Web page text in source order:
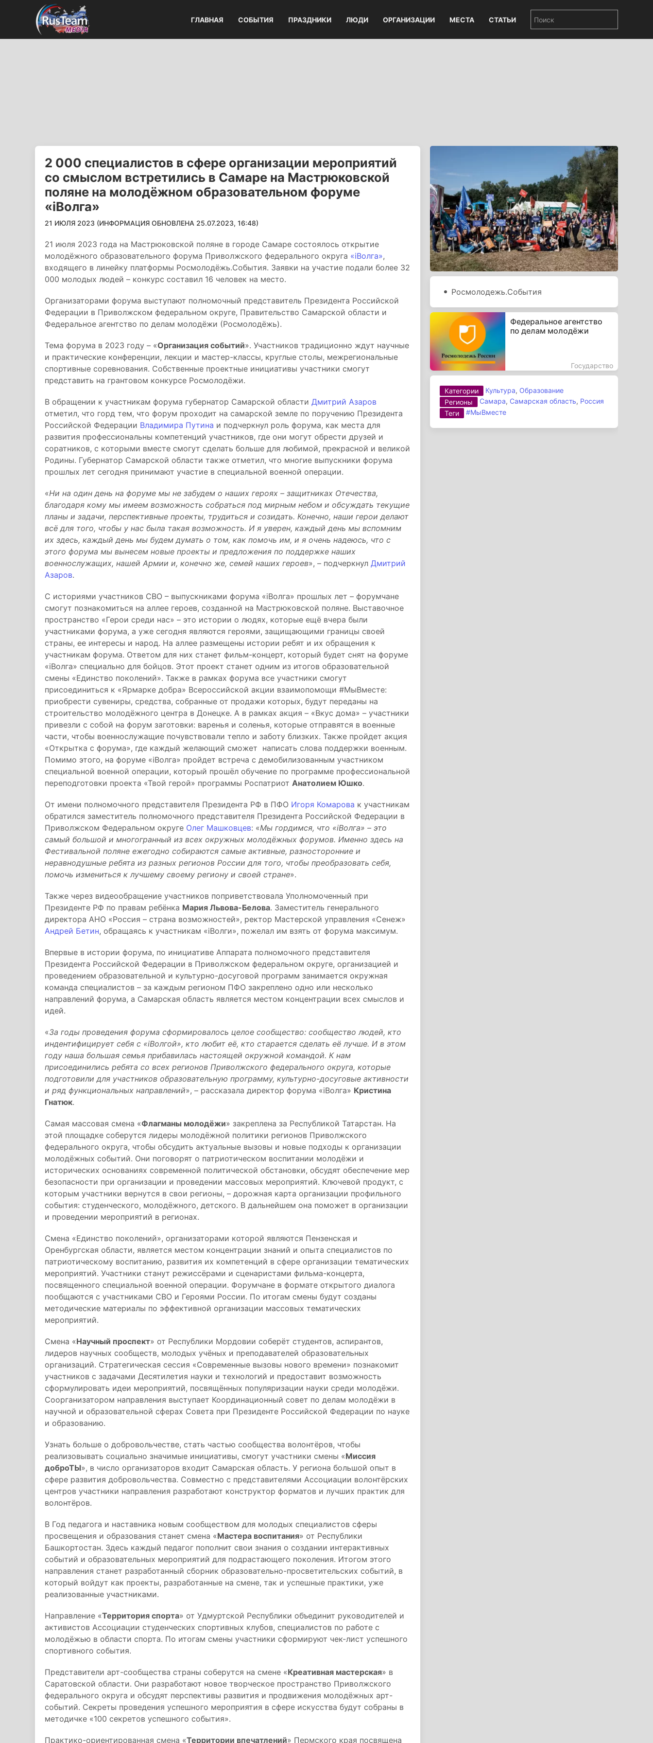
ГЛАВНАЯ СОБЫТИЯ ПРАЗДНИКИ ЛЮДИ ОРГАНИЗАЦИИ МЕСТА СТАТЬИ
2 000 специалистов в сфере организации мероприятий
со смыслом встретились в Самаре на Мастрюковской
поляне на молодёжном образовательном форуме
«iВолга»
21 ИЮЛЯ 2023 (ИНФОРМАЦИЯ ОБНОВЛЕНА 25.07.2023, 16:48)
21 июля 2023 года на Мастрюковской поляне в городе Самаре состоялось открытие
молодёжного образовательного форума Приволжского федерального округа «iВолга»,
входящего в линейку платформы Росмолодёжь.События. Заявки на участие подали более 32
000 молодых людей – конкурс составил 16 человек на место.
Организаторами форума выступают полномочный представитель Президента Российской
Федерации в Приволжском федеральном округе, Правительство Самарской области и
Федеральное агентство по делам молодёжи (Росмолодёжь).
Тема форума в 2023 году – «Организация событий». Участников традиционно ждут научные
и практические конференции, лекции и мастер-классы, круглые столы, межрегиональные
спортивные соревнования. Собственные проектные инициативы участники смогут
представить на грантовом конкурсе Росмолодёжи.
В обращении к участникам форума губернатор Самарской области Дмитрий Азаров
отметил, что горд тем, что форум проходит на самарской земле по поручению Президента
Российской Федерации Владимира Путина и подчеркнул роль форума, как места для
развития профессиональны компетенций участников, где они могут обрести друзей и
соратников, с которыми вместе смогут сделать больше для любимой, прекрасной и великой
Родины. Губернатор Самарской области также отметил, что многие выпускники форума
прошлых лет сегодня принимают участие в специальной военной операции.
«Ни на один день на форуме мы не забудем о наших героях – защитниках Отечества,
благодаря кому мы имеем возможность собраться под мирным небом и обсуждать текущие
планы и задачи, перспективные проекты, трудиться и созидать. Конечно, наши герои делают
всё для того, чтобы у нас была такая возможность. И я уверен, каждый день мы вспомним
их здесь, каждый день мы будем думать о том, как помочь им, и я очень надеюсь, что с
этого форума мы вынесем новые проекты и предложения по поддержке наших
военнослужащих, нашей Армии и, конечно же, семей наших героев», – подчеркнул Дмитрий
Азаров.
С историями участников СВО – выпускниками форума «iВолга» прошлых лет – форумчане
смогут познакомиться на аллее героев, созданной на Мастрюковской поляне. Выставочное
пространство «Герои среди нас» – это истории о людях, которые ещё вчера были
участниками форума, а уже сегодня являются героями, защищающими границы своей
страны, ее интересы и народ. На аллее размещены истории ребят и их обращения к
участникам форума. Ответом для них станет фильм-концерт, который будет снят на форуме
«iВолга» специально для бойцов. Этот проект станет одним из итогов образовательной
смены «Единство поколений». Также в рамках форума все участники смогут
присоединиться к «Ярмарке добра» Всероссийской акции взаимопомощи #МыВместе:
приобрести сувениры, средства, собранные от продажи которых, будут переданы на
строительство молодёжного центра в Донецке. А в рамках акция – «Вкус дома» – участники
привезли с собой на форум заготовки: варенья и соленья, которые отправятся в военные
части, чтобы военнослужащие почувствовали тепло и заботу близких. Также пройдет акция
«Открытка с форума», где каждый желающий сможет написать слова поддержки военным.
Помимо этого, на форуме «iВолга» пройдет встреча с демобилизованным участником
специальной военной операции, который прошёл обучение по программе профессиональной
переподготовки проекта «Твой герой» программы Роспатриот Анатолием Юшко.
От имени полномочного представителя Президента РФ в ПФО Игоря Комарова к участникам
обратился заместитель полномочного представителя Президента Российской Федерации в
Приволжском Федеральном округе Олег Машковцев: «Мы гордимся, что «iВолга» – это
самый большой и многогранный из всех окружных молодёжных форумов. Именно здесь на
Фестивальной поляне ежегодно собираются самые активные, разносторонние и
неравнодушные ребята из разных регионов России для того, чтобы преобразовать себя,
помочь измениться к лучшему своему региону и своей стране».
Также через видеообращение участников поприветствовала Уполномоченный при
Президенте РФ по правам ребёнка Мария Львова-Белова. Заместитель генерального
директора АНО «Россия – страна возможностей», ректор Мастерской управления «Сенеж»
Андрей Бетин, обращаясь к участникам «iВолги», пожелал им взять от форума максимум.
Впервые в истории форума, по инициативе Аппарата полномочного представителя
Президента Российской Федерации в Приволжском федеральном округе, организацией и
проведением образовательной и культурно-досуговой программ занимается окружная
команда специалистов – за каждым регионом ПФО закреплено одно или несколько
направлений форума, а Самарская область является местом концентрации всех смыслов и
идей.
«За годы проведения форума сформировалось целое сообщество: сообщество людей, кто
индентифицирует себя с «iВолгой», кто любит её, кто старается сделать её лучше. И в этом
году наша большая семья прибавилась настоящей окружной командой. К нам
присоединились ребята со всех регионов Приволжского федерального округа, которые
подготовили для участников образовательную программу, культурно-досуговые активности
и ряд функциональных направлений», – рассказала директор форума «iВолга» Кристина
Гнатюк.
Самая массовая смена «Флагманы молодёжи» закреплена за Республикой Татарстан. На
этой площадке соберутся лидеры молодёжной политики регионов Приволжского
федерального округа, чтобы обсудить актуальные вызовы и новые подходы к организации
молодёжных событий. Они поговорят о патриотическом воспитании молодёжи и
исторических основаниях современной политической обстановки, обсудят обеспечение мер
безопасности при организации и проведении массовых мероприятий. Ключевой продукт, с
которым участники вернутся в свои регионы, – дорожная карта организации профильного
события: студенческого, молодёжного, детского. В дальнейшем она поможет в организации
и проведении мероприятий в регионах.
Смена «Единство поколений», организаторами которой являются Пензенская и
Оренбургская области, является местом концентрации знаний и опыта специалистов по
патриотическому воспитанию, развития их компетенций в сфере организации тематических
мероприятий. Участники станут режиссёрами и сценаристами фильма-концерта,
посвященного специальной военной операции. Форумчане в формате открытого диалога
пообщаются с участниками СВО и Героями России. По итогам смены будут созданы
методические материалы по эффективной организации массовых тематических
мероприятий.
Смена «Научный проспект» от Республики Мордовии соберёт студентов, аспирантов,
лидеров научных сообществ, молодых учёных и преподавателей образовательных
организаций. Стратегическая сессия «Современные вызовы нового времени» познакомит
участников с задачами Десятилетия науки и технологий и предоставит возможность
сформулировать идеи мероприятий, посвящённых популяризации науки среди молодёжи.
Соорганизатором направления выступает Координационный совет по делам молодёжи в
научной и образовательной сферах Совета при Президенте Российской Федерации по науке
и образованию.
Узнать больше о добровольчестве, стать частью сообщества волонтёров, чтобы
реализовывать социально значимые инициативы, смогут участники смены «Миссия
доброТЫ», в число организаторов входит Самарская область. У региона большой опыт в
сфере развития добровольчества. Совместно с представителями Ассоциации волонтёрских
центров участники направления разработают конструктор форматов и лучших практик для
волонтёров.
В Год педагога и наставника новым сообществом для молодых специалистов сферы
просвещения и образования станет смена «Мастера воспитания» от Республики
Башкортостан. Здесь каждый педагог пополнит свои знания о создании интерактивных
событий и образовательных мероприятий для подрастающего поколения. Итогом этого
направления станет разработанный сборник образовательно-просветительских событий, в
который войдут как проекты, разработанные на смене, так и успешные практики, уже
реализованные участниками.
Направление «Территория спорта» от Удмуртской Республики объединит руководителей и
активистов Ассоциации студенческих спортивных клубов, специалистов по работе с
молодёжью в области спорта. По итогам смены участники сформируют чек-лист успешного
спортивного события.
Представители арт-сообщества страны соберутся на смене «Креативная мастерская» в
Саратовской области. Они разработают новое творческое пространство Приволжского
федерального округа и обсудят перспективы развития и продвижения молодёжных арт-
событий. Секреты проведения успешного мероприятия в сфере искусства будут собраны в
методичке «100 секретов успешного события».
Практико-ориентированная смена «Территории впечатлений» Пермского края посвящена
Росмолодежь.События
Федеральное агентство
по делам молодёжи
Государство
Категории Культура, Образование
Регионы
Самара, Самарская область, Россия
Теги
#МыВместе